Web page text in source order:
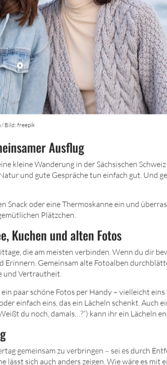
/ Bild: freepik
Ausflug
kleine Wanderung in der Sächsischen
und gute Gespräche tun einfach gut. Und
Snack oder eine Thermoskanne ein und
Plätzchen.
Kuchen und alten Fotos
die am meisten verbinden. Wenn du dir
Erinnern. Gemeinsam alte Fotoalben
und Vertrautheit.
paar schöne Fotos per Handy – vielleicht eins
einfach eins, das ein Lächeln schenkt. Auch
du noch, damals…?“) kann ihr ein Lächeln
gemeinsam zu verbringen – sei es durch
lässt sich auch anders zeigen. Wie wäre es mit